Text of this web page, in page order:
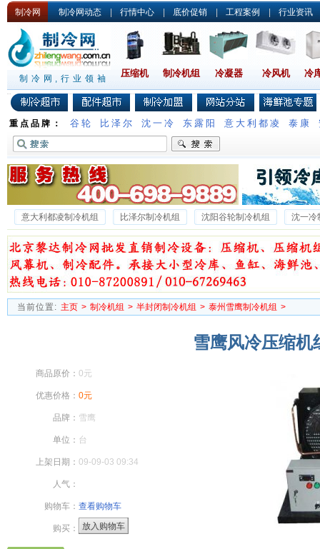
制冷网 制冷网动态 | 行情中心 | 底价促销 | 工程案例 | 行业资讯
制冷网,行业领袖 压缩机 制冷机组 冷凝器 冷风机 冷
重点品牌： 谷轮 比泽尔 沈一冷 东露阳 意大利都凌 泰康
意大利都凌制冷机组 比泽尔制冷机组 沈阳谷轮制冷机组
沈一冷
台佳制冷空调机组
当前位置: 主页 > 制冷机组 > 半封闭制冷机组 > 泰州雪鹰制冷机组 >
雪鹰风冷压缩机
商品原价： 0元
优惠价格： 0元
品牌： 雪鹰
单位： 台
上架日期： 09-09-03 09:34
人气：
购物车： 查看购物车
购买： 放入购物车